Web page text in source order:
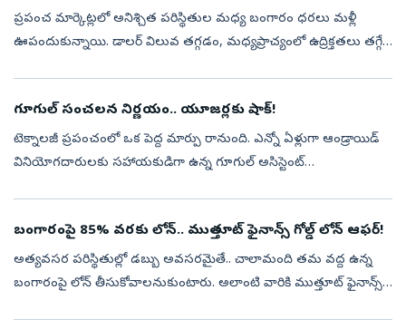
ప్రపంచ మార్కెట్లలో అనిశ్చిత పరిస్థితుల మధ్య బంగారం ధరలు మళ్లీ
ఊపందుకున్నాయి. డాలర్ విలువ తగ్గడం, మధ్యప్రాచ్యంలో ఉద్రిక్తతలు తగ్గే
గూగుల్ సంచలన నిర్ణయం.. యూజర్లకు షాక్!
టెక్నాలజీ ప్రపంచంలో ఒక పెద్ద మార్పు రానుంది. ఎన్నో ఏళ్లుగా ఆండ్రాయిడ్
వినియోగదారులకు సహాయకుడిగా ఉన్న గూగుల్ అసిస్టెంట్
బంగారంపై 85% వరకు లోన్.. ముత్తూట్ ఫైనాన్స్ గోల్డ్ లోన్ ఆఫర్!
అత్యవసర పరిస్థితుల్లో డబ్బు అవసరమైతే.. చాలామంది తమ వద్ద ఉన్న
బంగారంపై లోన్ తీసుకోవాలనుకుంటారు. అలాంటి వారికి ముత్తూట్ ఫైనాన్స్